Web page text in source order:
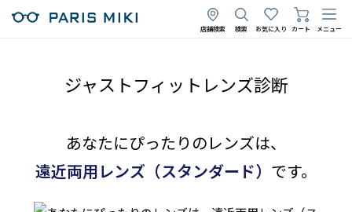
店舗検索 検索 お気に入り カート メニュー
ジャストフィットレンズ診断
あなたにぴったりのレンズは、
遠近両用レンズ（スタンダード） です。